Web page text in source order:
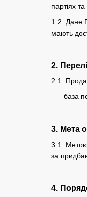
партіях
1.2. Дане
мають
2.
2.1.
база
3. Мета
3.1. Метою
за
4.